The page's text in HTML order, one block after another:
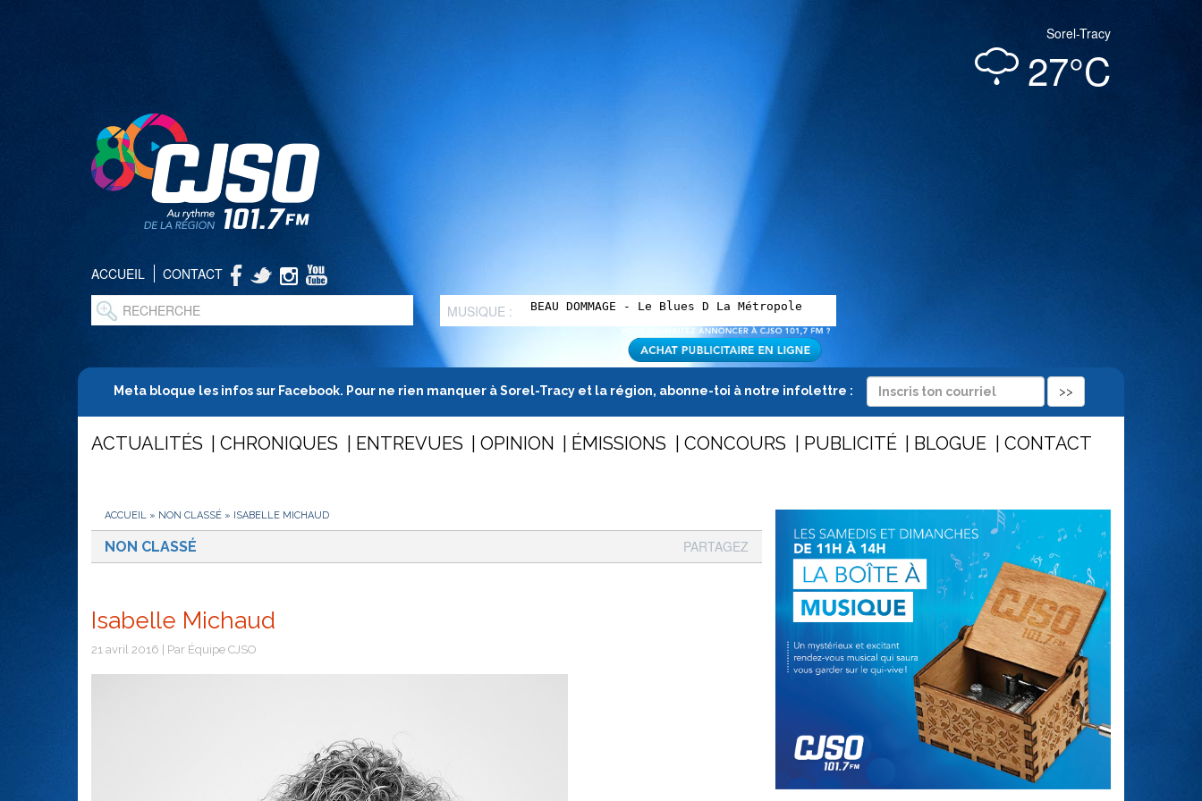
Sorel-Tracy
27°C
ACCUEIL CONTACT
MUSIQUE :
Meta bloque les infos sur Facebook. Pour ne rien manquer à Sorel-Tracy et la région, abonne-toi à notre infolettre :
ACTUALITÉS CHRONIQUES ENTREVUES OPINION ÉMISSIONS CONCOURS PUBLICITÉ BLOGUE CONTACT
ACCUEIL » NON CLASSÉ » ISABELLE MICHAUD
NON CLASSÉ PARTAGEZ
Isabelle Michaud
21 avril 2016 | Par Équipe CJSO